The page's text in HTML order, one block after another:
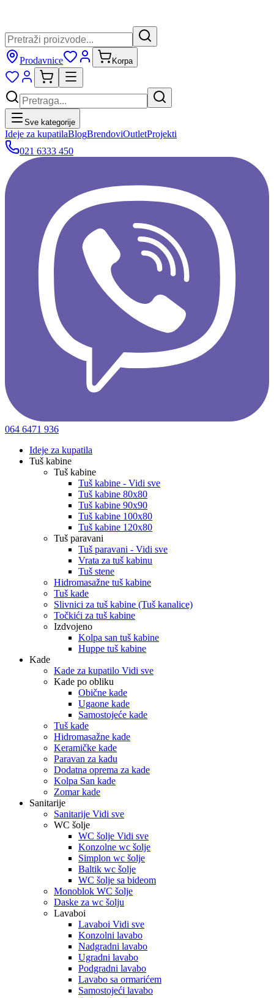
Prodavnice Korpa
Sve kategorije
Ideje za kupatilaBlogBrendoviOutletProjekti
021 6333 450
064 6471 936
Ideje za kupatila
Tuš kabine
Tuš kabine
Tuš kabine - Vidi sve
Tuš kabine 80x80
Tuš kabine 90x90
Tuš kabine 100x80
Tuš kabine 120x80
Tuš paravani
Tuš paravani - Vidi sve
Vrata za tuš kabinu
Tuš stene
Hidromasažne tuš kabine
Tuš kade
Slivnici za tuš kabine (Tuš kanalice)
Točkići za tuš kabine
Izdvojeno
Kolpa san tuš kabine
Huppe tuš kabine
Kade
Kade za kupatilo Vidi sve
Kade po obliku
Obične kade
Ugaone kade
Samostojeće kade
Tuš kade
Hidromasažne kade
Keramičke kade
Paravan za kadu
Dodatna oprema za kade
Kolpa San kade
Zomar kade
Sanitarije
Sanitarije Vidi sve
WC šolje
WC šolje Vidi sve
Konzolne wc šolje
Simplon wc šolje
Baltik wc šolje
WC šolje sa bideom
Monoblok WC šolje
Daske za wc šolju
Lavaboi
Lavaboi Vidi sve
Konzolni lavabo
Nadgradni lavabo
Ugradni lavabo
Podgradni lavabo
Lavabo sa ormarićem
Samostojeći lavabo